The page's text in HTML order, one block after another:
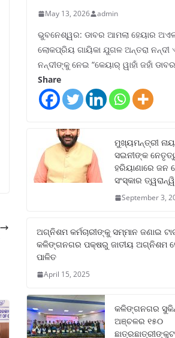
May 13, 2026 admin
ଭୁବନେଶ୍ୱର: ଡାବର ଆମଲା ହେୟାର
ଲୋକପ୍ରିୟ ଗାୟିକା ଯୁଗଳ ଅନ୍ତରା ନନ୍ଦୀ
ନନ୍ଦୀଙ୍କୁ ନେଇ “କେୟାର୍ ୱାହାଁ ଜହାଁ
Share
ମୁଖ୍ୟମନ୍ତ୍ରୀ
ସଇନୀଙ୍କ
ହରିୟାଣାରେ ଜନ
ସଂସ୍କାର
September 3,
ଅଗ୍ନିଶମ କର୍ମଚାରୀଙ୍କୁ ସମ୍ମାନ ଜଣାଇ
କଳିଙ୍ଗନଗର ପକ୍ଷରୁ ଜାତୀୟ ଅଗ୍ନିଶମ
ପାଳିତ
April 15, 2025
କଳିଙ୍ଗନଗର
ଅଞ୍ଚଳର ୧୫୦